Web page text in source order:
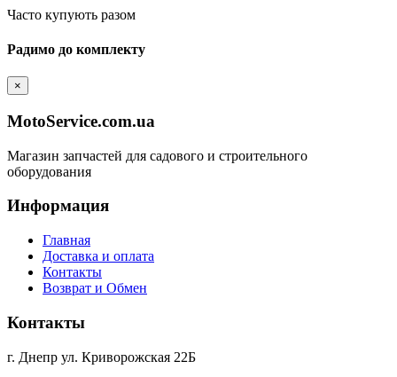
Часто купують разом
Радимо до комплекту
×
MotoService.com.ua
Магазин запчастей для садового и строительного
оборудования
Информация
Главная
Доставка и оплата
Контакты
Возврат и Обмен
Контакты
г. Днепр ул. Криворожская 22Б